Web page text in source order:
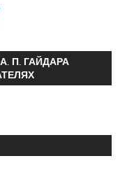
П. ГАЙДАРА